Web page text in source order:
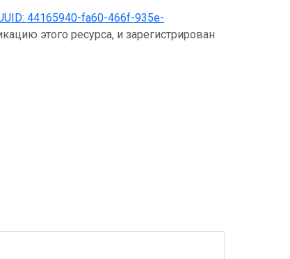
44165940-fa60-466f-935e-
этого ресурса, и зарегистрирован